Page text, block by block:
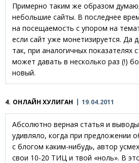
Примерно таким же образом
небольшие сайты. В последнее
на посещаемость с упором на
если сайт уже монетизируется. Да
так, при аналогичных показателях
может давать в несколько раз (!)
новый.
4. ОНЛАЙН ХУЛИГАН 19.04.2011
Абсолютно верная статья и
удивляло, когда при предложении
с блогом каким-нибудь, автор
свои 10-20 ТИЦ и твой «ноль». В